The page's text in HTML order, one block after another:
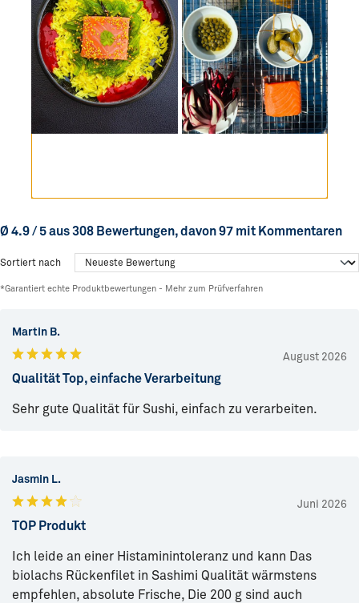
Ø 4.9 / 5 aus 308 Bewertungen, davon 97 mit Kommentaren
Sortiert nach
*Garantiert echte Produktbewertungen - Mehr zum Prüfverfahren
Martin B.
August 2026
Qualität Top, einfache Verarbeitung
Sehr gute Qualität für Sushi, einfach zu verarbeiten.
Jasmin L.
Juni 2026
TOP Produkt
Ich leide an einer Histaminintoleranz und kann Das
biolachs Rückenfilet in Sashimi Qualität wärmstens
empfehlen, absolute Frische, Die 200 g sind auch